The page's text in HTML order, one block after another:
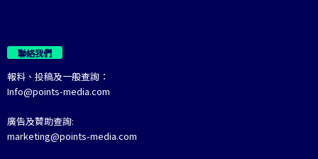
聯絡我們
報料、投稿及一般查詢：
Info@points-media.com
廣告及贊助查詢:
marketing@points-media.com